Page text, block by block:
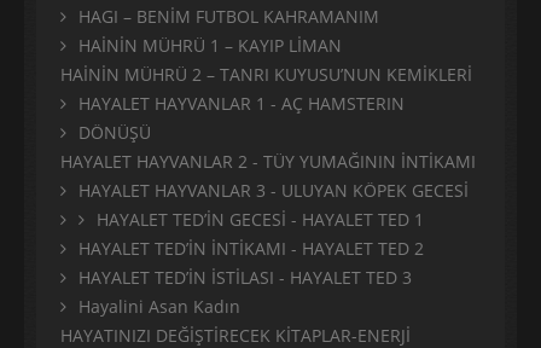
HAGI – BENİM FUTBOL KAHRAMANIM
HAİNİN MÜHRÜ 1 – KAYIP LİMAN
HAİNİN MÜHRÜ 2 – TANRI KUYUSU’NUN KEMİKLERİ
HAYALET HAYVANLAR 1 - AÇ HAMSTERIN
DÖNÜŞÜ
HAYALET HAYVANLAR 2 - TÜY YUMAĞININ İNTİKAMI
HAYALET HAYVANLAR 3 - ULUYAN KÖPEK GECESİ
HAYALET TED’İN GECESİ - HAYALET TED 1
HAYALET TED’İN İNTİKAMI - HAYALET TED 2
HAYALET TED’İN İSTİLASI - HAYALET TED 3
Hayalini Asan Kadın
HAYATINIZI DEĞİŞTİRECEK KİTAPLAR-ENERJİ